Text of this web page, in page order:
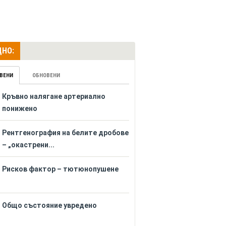
ОБНОВЕНИ
Кръвно налягане артериално
понижено
Рентгенография на белите дробове
– „окастрени...
Рисков фактор – тютюнопушене
Общо състояние увредено